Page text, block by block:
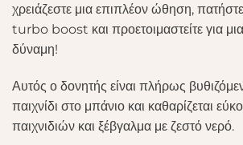
χρειάζεστε μια επιπλέον ώθηση, πατήστε
turbo boost και προετοιμαστείτε για
δύναμη!
Αυτός ο δονητής είναι πλήρως
παιχνίδι στο μπάνιο και καθαρίζεται
παιχνιδιών και ξέβγαλμα με ζεστό νερό.